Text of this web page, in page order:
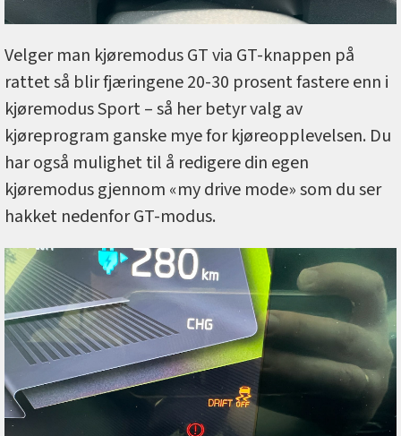
Velger man kjøremodus GT via GT-knappen på
rattet så blir fjæringene 20-30 prosent fastere enn i
kjøremodus Sport – så her betyr valg av
kjøreprogram ganske mye for kjøreopplevelsen. Du
har også mulighet til å redigere din egen
kjøremodus gjennom «my drive mode» som du ser
hakket nedenfor GT-modus.